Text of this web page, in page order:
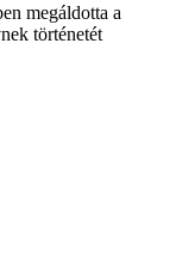
megáldotta a
történetét